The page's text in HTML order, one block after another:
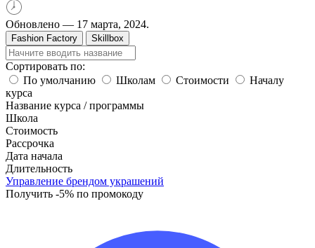
Обновлено — 17 марта, 2024.
Fashion Factory Skillbox
Сортировать по:
По умолчанию
Школам Стоимости
Началу
курса
Название курса / программы
Школа
Стоимость
Рассрочка
Дата начала
Длительность
Управление брендом украшений
Получить -5% по промокоду